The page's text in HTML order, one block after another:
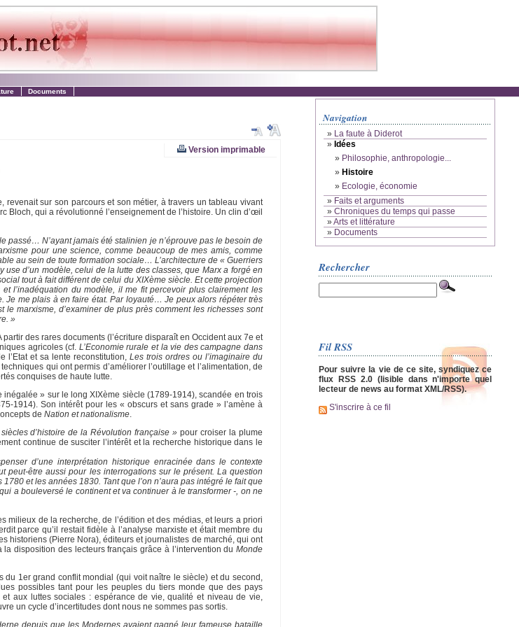
Documents
Version imprimable
sur son parcours et son métier, à travers un tableau vivant
Bloch, qui a révolutionné l’enseignement de l’histoire. Un clin d’œil
passé… N’ayant jamais été stalinien je n’éprouve pas le besoin de
pour une science, comme beaucoup de mes amis, comme
au sein de toute formation sociale… L’architecture de « Guerriers
d’un modèle, celui de la lutte des classes, que Marx a forgé en
tout à fait différent de celui du XIXème siècle. Et cette projection
l’inadéquation du modèle, il me fit percevoir plus clairement les
Je me plais à en faire état. Par loyauté… Je peux alors répéter très
marxisme, d’examiner de plus près comment les richesses sont
»
des rares documents (l’écriture disparaît en Occident aux 7e et
agricoles (cf. L’Economie rurale et la vie des campagne dans
l’Etat et sa lente reconstitution, Les trois ordres ou l’imaginaire du
qui ont permis d’améliorer l’outillage et l’alimentation, de
conquises de haute lutte.
inégalée » sur le long XIXème siècle (1789-1914), scandée en trois
1914). Son intérêt pour les « obscurs et sans grade » l’amène à
de Nation et nationalisme.
d’histoire de la Révolution française » pour croiser la plume
continue de susciter l’intérêt et la recherche historique dans le
d’une interprétation historique enracinée dans le contexte
peut-être aussi pour les interrogations sur le présent. La question
et les années 1830. Tant que l’on n’aura pas intégré le fait que
a bouleversé le continent et va continuer à le transformer -, on ne
milieux de la recherche, de l’édition et des médias, et leurs a priori
parce qu’il restait fidèle à l’analyse marxiste et était membre du
historiens (Pierre Nora), éditeurs et journalistes de marché, qui ont
disposition des lecteurs français grâce à l’intervention du Monde
1er grand conflit mondial (qui voit naître le siècle) et du second,
possibles tant pour les peuples du tiers monde que des pays
aux luttes sociales : espérance de vie, qualité et niveau de vie,
un cycle d’incertitudes dont nous ne sommes pas sortis.
depuis que les Modernes avaient gagné leur fameuse bataille
Navigation
» La faute à Diderot
» Idées
» Philosophie, anthropologie...
» Histoire
» Ecologie, économie
» Faits et arguments
» Chroniques du temps qui passe
»Arts et littérature
» Documents
Rechercher
Fil RSS
Pour suivre la vie de ce site, syndiquez ce
flux RSS 2.0 (lisible dans n'importe quel
lecteur de news au format XML/RSS).
S'inscrire à ce fil